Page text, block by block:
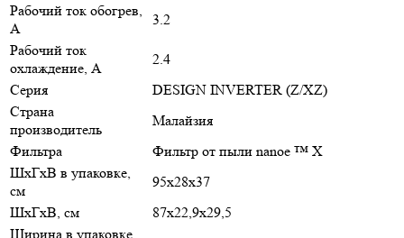
Рабочий ток обогрев,
А
3.2
Рабочий ток
охлаждение, А
2.4
Серия
DESIGN INVERTER (Z/XZ)
Страна
производитель
Малайзия
Фильтра
Фильтр от пыли nanoe ™ X
ШxГxВ в упаковке,
см
95x28x37
ШxГxВ, см
87x22,9x29,5
Ширина в упаковке,